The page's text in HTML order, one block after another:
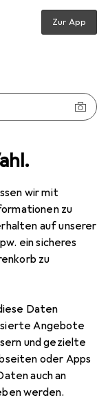
wir mit
zu
auf unserer
ein sicheres
zu
Daten
Angebote
und gezielte
oder Apps
auch an
werden.
Zur App
1,5 m Kabel Type F
inkl.
Allocacoc